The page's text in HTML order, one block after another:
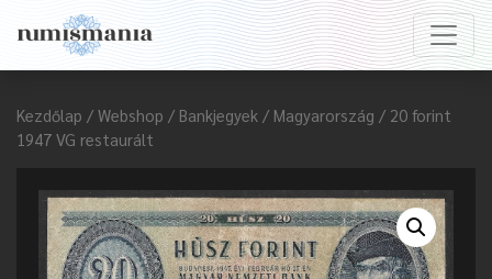
Kezdőlap / Webshop / Bankjegyek / Magyarország / 20 forint
1947 VG restaurált